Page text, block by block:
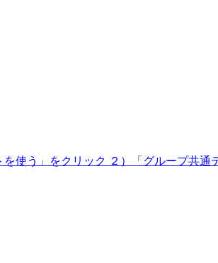
使う」をクリック ２）「グループ共通